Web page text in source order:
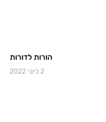
הורות לדורות
2 ביוני 2022